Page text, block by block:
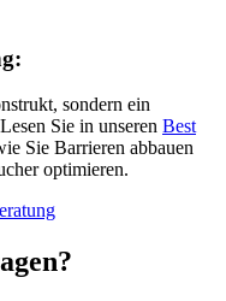
sondern ein
Sie in unseren Best
Sie Barrieren abbauen
optimieren.